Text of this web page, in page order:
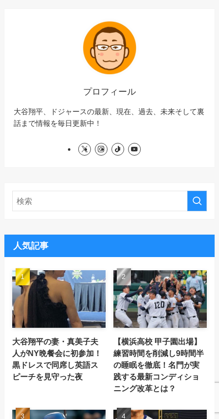
プロフィール
大谷翔平、ドジャースの最新、現在、過去、未来そして裏
話まで情報を毎日更新中！
人気記事
大谷翔平の妻・真美子夫
人がNY晩餐会に初参加！
黒ドレスで同席し英語ス
ピーチを見守った夜
【横浜高校 甲子園出場】
練習時間を削減し9時間半
の睡眠を徹底！名門が実
践する最新コンディショ
ニング改革とは？